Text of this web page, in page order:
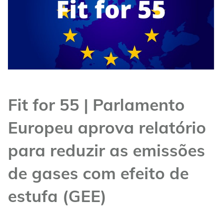
Fit for 55 | Parlamento
Europeu aprova relatório
para reduzir as emissões
de gases com efeito de
estufa (GEE)